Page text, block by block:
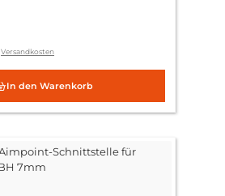
Versandkosten
In den Warenkorb